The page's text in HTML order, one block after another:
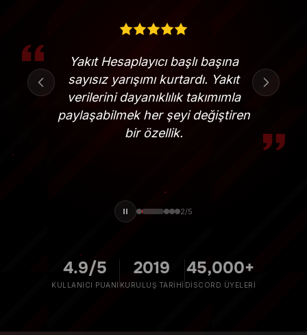
Her overlay çözümünü denedim.
RaceLab gerçekten profesyonel ve
iyi tasarlanmış hissi veren tek
çözüm.
3/5
4.9/5
KULLANICI PUANI
2019
KURULUŞ TARIHI
45,000+
DISCORD ÜYELERI